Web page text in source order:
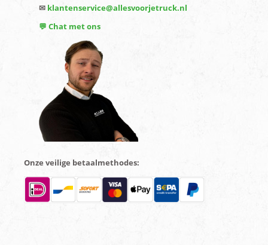
✉ klantenservice@allesvoorjetruck.nl
💬 Chat met ons
Onze veilige betaalmethodes: